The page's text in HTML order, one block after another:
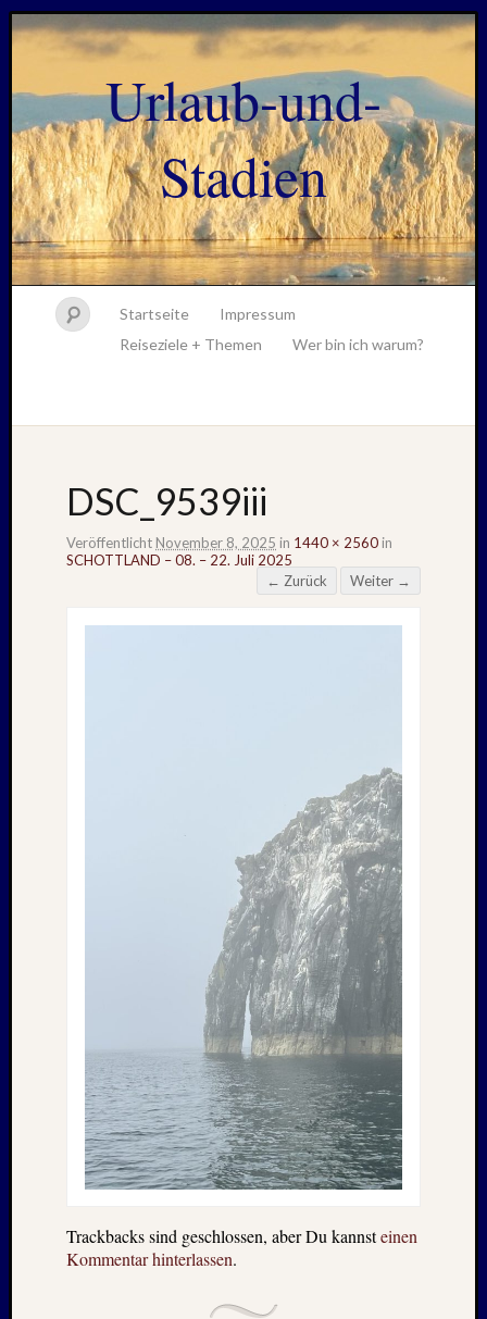
Urlaub-und-
Stadien
Startseite
Impressum
Reiseziele + Themen
Wer bin ich warum?
DSC_9539iii
Veröffentlicht November 8, 2025 in 1440 × 2560 in
SCHOTTLAND – 08. – 22. Juli 2025
← Zurück
Weiter →
Trackbacks sind geschlossen, aber Du kannsteinen
Kommentar hinterlassen.